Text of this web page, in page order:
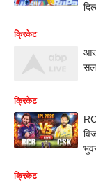
क्रिकेट
क्रिकेट
क्रिकेट